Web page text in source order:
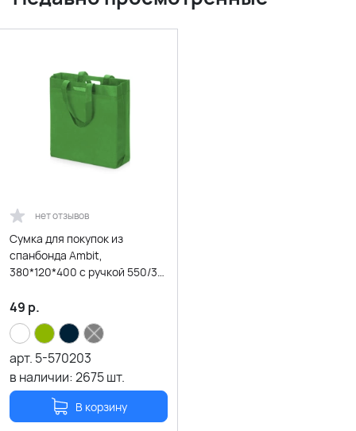
нет отзывов
Сумка для покупок из
спанбонда Ambit,
380*120*400 с ручкой 550/30
49 р.
арт. 5-570203
в наличии:2675шт.
В корзину